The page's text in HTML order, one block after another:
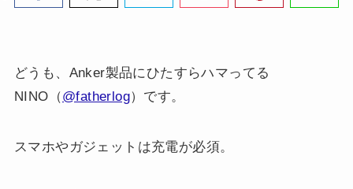
どうも、Anker製品にひたすらハマってる
NINO（@fatherlog）です。
スマホやガジェットは充電が必須。